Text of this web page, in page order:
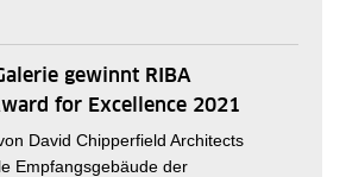
gewinnt RIBA
for Excellence 2021
David Chipperfield Architects
Empfangsgebäude der